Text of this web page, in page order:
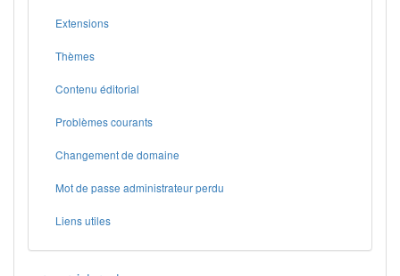
Extensions
Thèmes
Contenu éditorial
Problèmes courants
Changement de domaine
Mot de passe administrateur perdu
Liens utiles